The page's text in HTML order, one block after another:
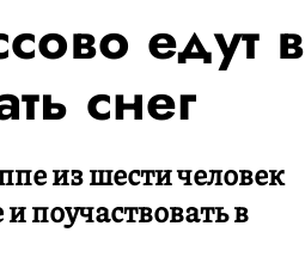
едут в
снег
из шести человек
поучаствовать в